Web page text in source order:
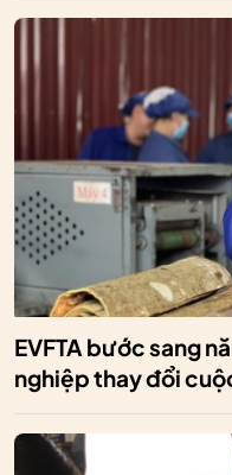
EVFTA bước sang
nghiệp thay đổi